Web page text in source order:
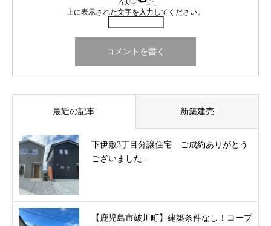
上に表示された文字を入力してください。
最近の記事 新築建売
下伊敷3丁目分譲住宅 ご成約ありがとう
ございました...
【鹿児島市皷川町】建築条件なし！コープ